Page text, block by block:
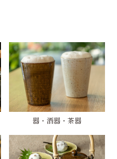
器・酒器・茶器